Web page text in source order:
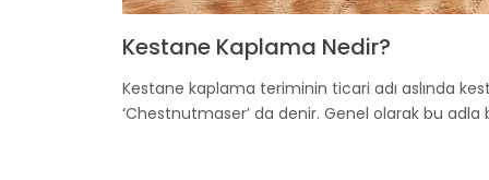
Kestane Kaplama Nedir?
Kestane kaplama teriminin ticari adı aslında
‘Chestnutmaser’ da denir. Genel olarak bu adla